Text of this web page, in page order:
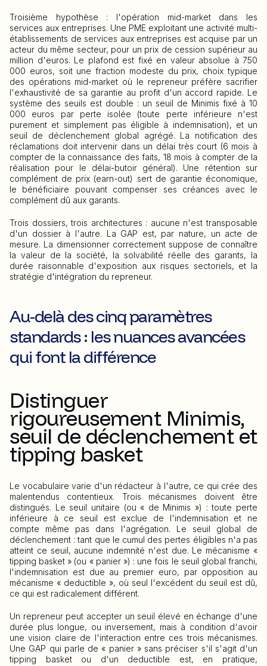
Troisième hypothèse : l'opération mid-market dans les
services aux entreprises. Une PME exploitant une activité multi-
établissements de services aux entreprises est acquise par un
acteur du même secteur, pour un prix de cession supérieur au
million d'euros. Le plafond est fixé en valeur absolue à 750
000 euros, soit une fraction modeste du prix, choix typique
des opérations mid-market où le repreneur préfère sacrifier
l'exhaustivité de sa garantie au profit d'un accord rapide. Le
système des seuils est double : un seuil de Minimis fixé à 10
000 euros par perte isolée (toute perte inférieure n'est
purement et simplement pas éligible à indemnisation), et un
seuil de déclenchement global agrégé. La notification des
réclamations doit intervenir dans un délai très court (6 mois à
compter de la connaissance des faits, 18 mois à compter de la
réalisation pour le délai-butoir général). Une rétention sur
complément de prix (earn-out) sert de garantie économique,
le bénéficiaire pouvant compenser ses créances avec le
complément dû aux garants.
Trois dossiers, trois architectures : aucune n'est transposable
d'un dossier à l'autre. La GAP est, par nature, un acte de
mesure. La dimensionner correctement suppose de connaître
la valeur de la société, la solvabilité réelle des garants, la
durée raisonnable d'exposition aux risques sectoriels, et la
stratégie d'intégration du repreneur.
Au-delà des cinq paramètres
standards : les nuances avancées
qui font la différence
Distinguer
rigoureusement Minimis,
seuil de déclenchement et
tipping basket
Le vocabulaire varie d'un rédacteur à l'autre, ce qui crée des
malentendus contentieux. Trois mécanismes doivent être
distingués. Le seuil unitaire (ou « de Minimis ») : toute perte
inférieure à ce seuil est exclue de l'indemnisation et ne
compte même pas dans l'agrégation. Le seuil global de
déclenchement : tant que le cumul des pertes éligibles n'a pas
atteint ce seuil, aucune indemnité n'est due. Le mécanisme «
tipping basket » (ou « panier ») : une fois le seuil global franchi,
l'indemnisation est due au premier euro, par opposition au
mécanisme « deductible », où seul l'excédent du seuil est dû,
ce qui est radicalement différent.
Un repreneur peut accepter un seuil élevé en échange d'une
durée plus longue, ou inversement, mais à condition d'avoir
une vision claire de l'interaction entre ces trois mécanismes.
Une GAP qui parle de « panier » sans préciser s'il s'agit d'un
tipping basket ou d'un deductible est, en pratique,